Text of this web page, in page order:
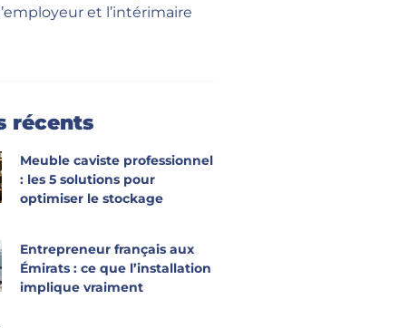
et l’intérimaire
récents
Meuble caviste professionnel
: les 5 solutions pour
optimiser le stockage
Entrepreneur français aux
Émirats : ce que l’installation
implique vraiment